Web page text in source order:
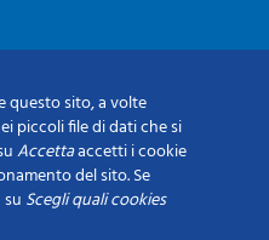
questo sito, a volte
piccoli file di dati che si
Accettaaccetti i cookie
del sito. Se
Scegli quali cookies